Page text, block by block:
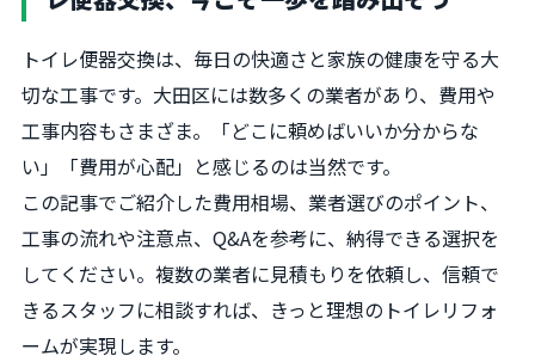
トイレ便器交換は、毎日の快適さと家族の健康を守る大
切な工事です。大田区には数多くの業者があり、費用や
工事内容もさまざま。「どこに頼めばいいか分からな
い」「費用が心配」と感じるのは当然です。
この記事でご紹介した費用相場、業者選びのポイント、
工事の流れや注意点、Q&Aを参考に、納得できる選択を
してください。複数の業者に見積もりを依頼し、信頼で
きるスタッフに相談すれば、きっと理想のトイレリフォ
ームが実現します。